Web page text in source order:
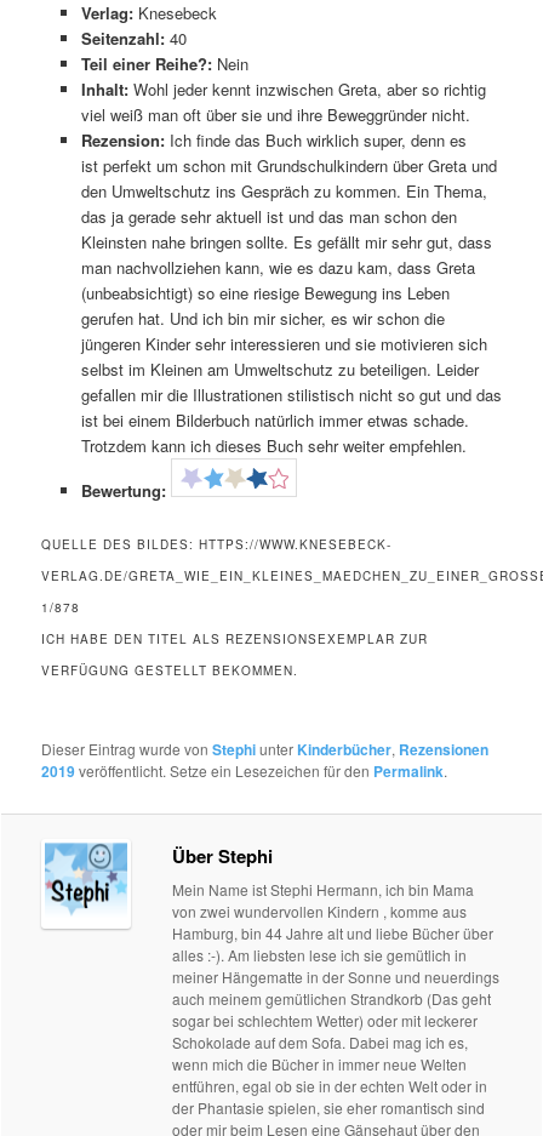
Verlag: Knesebeck
Seitenzahl:40
Teil einer Reihe?: Nein
Inhalt: Wohl jeder kennt inzwischen Greta, aber so richtig
viel weiß man oft über sie und ihre Beweggründer nicht.
Rezension: Ich finde das Buch wirklich super, denn es
ist perfekt um schon mit Grundschulkindern über Greta und
den Umweltschutz ins Gespräch zu kommen. Ein Thema,
das ja gerade sehr aktuell ist und das man schon den
Kleinsten nahe bringen sollte. Es gefällt mir sehr gut, dass
man nachvollziehen kann, wie es dazu kam, dass Greta
(unbeabsichtigt) so eine riesige Bewegung ins Leben
gerufen hat. Und ich bin mir sicher, es wir schon die
jüngeren Kinder sehr interessieren und sie motivieren sich
selbst im Kleinen am Umweltschutz zu beteiligen. Leider
gefallen mir die Illustrationen stilistisch nicht so gut und das
ist bei einem Bilderbuch natürlich immer etwas schade.
Trotzdem kann ich dieses Buch sehr weiter empfehlen.
Bewertung:
QUELLE DES BILDES: HTTPS://WWW.KNESEBECK-
VERLAG.DE/
1/878
ICH HABE DEN TITEL ALS REZENSIONSEXEMPLAR ZUR
VERFÜGUNG GESTELLT BEKOMMEN.
Dieser Eintrag wurde vonStephiunter Kinderbücher, Rezensionen
2019veröffentlicht. Setze ein Lesezeichen für den Permalink.
Über Stephi
Mein Name ist Stephi Hermann, ich bin Mama
von zwei wundervollen Kindern , komme aus
Hamburg, bin 44 Jahre alt und liebe Bücher über
alles :-). Am liebsten lese ich sie gemütlich in
meiner Hängematte in der Sonne und neuerdings
auch meinem gemütlichen Strandkorb (Das geht
sogar bei schlechtem Wetter) oder mit leckerer
Schokolade auf dem Sofa. Dabei mag ich es,
wenn mich die Bücher in immer neue Welten
entführen, egal ob sie in der echten Welt oder in
der Phantasie spielen, sie eher romantisch sind
oder mir beim Lesen eine Gänsehaut über den